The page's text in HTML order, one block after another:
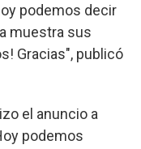
podemos decir
muestra sus
Gracias", publicó
el anuncio a
podemos